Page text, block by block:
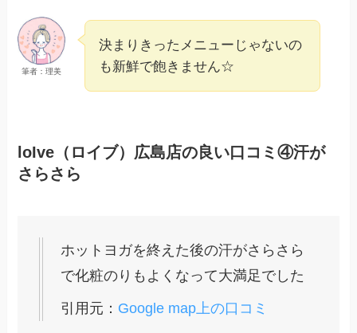
筆者：理美
決まりきったメニューじゃないの
も新鮮で飽きません☆
loIve（ロイブ）広島店の良い口コミ④汗が
さらさら
ホットヨガを終えた後の汗がさらさら
で化粧のりもよくなって大満足でした
引用元： Google map上の口コミ